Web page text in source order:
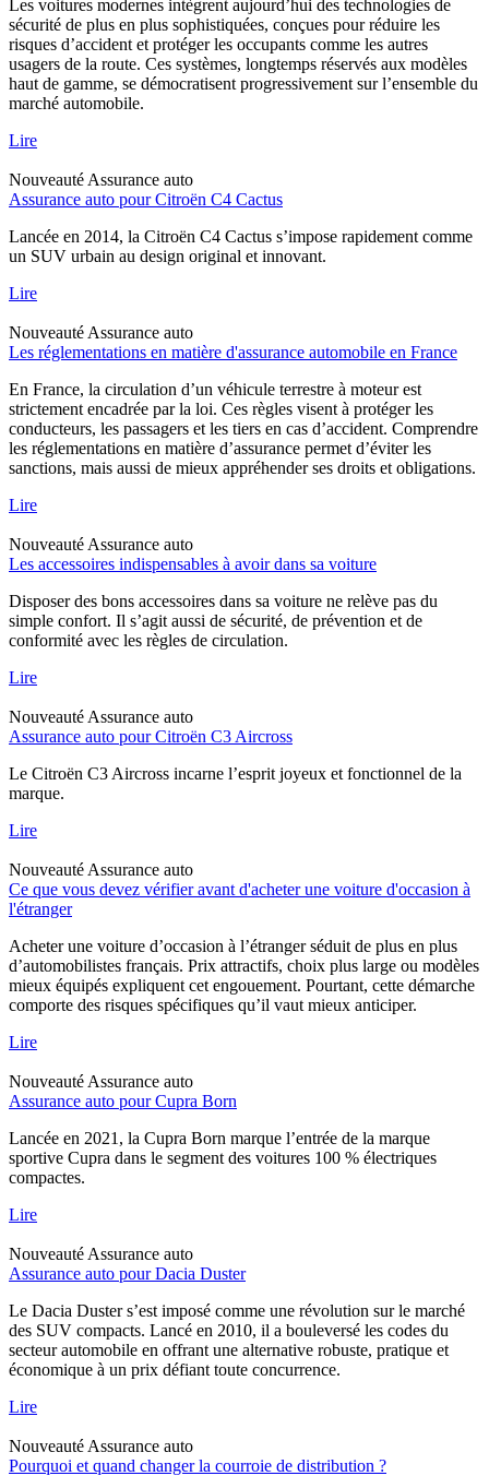
Les voitures modernes intègrent aujourd’hui des technologies de
sécurité de plus en plus sophistiquées, conçues pour réduire les
risques d’accident et protéger les occupants comme les autres
usagers de la route. Ces systèmes, longtemps réservés aux modèles
haut de gamme, se démocratisent progressivement sur l’ensemble du
marché automobile.
Lire
Nouveauté Assurance auto
Assurance auto pour Citroën C4 Cactus
Lancée en 2014, la Citroën C4 Cactus s’impose rapidement comme
un SUV urbain au design original et innovant.
Lire
Nouveauté Assurance auto
Les réglementations en matière d'assurance automobile en France
En France, la circulation d’un véhicule terrestre à moteur est
strictement encadrée par la loi. Ces règles visent à protéger les
conducteurs, les passagers et les tiers en cas d’accident. Comprendre
les réglementations en matière d’assurance permet d’éviter les
sanctions, mais aussi de mieux appréhender ses droits et obligations.
Lire
Nouveauté Assurance auto
Les accessoires indispensables à avoir dans sa voiture
Disposer des bons accessoires dans sa voiture ne relève pas du
simple confort. Il s’agit aussi de sécurité, de prévention et de
conformité avec les règles de circulation.
Lire
Nouveauté Assurance auto
Assurance auto pour Citroën C3 Aircross
Le Citroën C3 Aircross incarne l’esprit joyeux et fonctionnel de la
marque.
Lire
Nouveauté Assurance auto
Ce que vous devez vérifier avant d'acheter une voiture d'occasion à
l'étranger
Acheter une voiture d’occasion à l’étranger séduit de plus en plus
d’automobilistes français. Prix attractifs, choix plus large ou modèles
mieux équipés expliquent cet engouement. Pourtant, cette démarche
comporte des risques spécifiques qu’il vaut mieux anticiper.
Lire
Nouveauté Assurance auto
Assurance auto pour Cupra Born
Lancée en 2021, la Cupra Born marque l’entrée de la marque
sportive Cupra dans le segment des voitures 100 % électriques
compactes.
Lire
Nouveauté Assurance auto
Assurance auto pour Dacia Duster
Le Dacia Duster s’est imposé comme une révolution sur le marché
des SUV compacts. Lancé en 2010, il a bouleversé les codes du
secteur automobile en offrant une alternative robuste, pratique et
économique à un prix défiant toute concurrence.
Lire
Nouveauté Assurance auto
Pourquoi et quand changer la courroie de distribution ?